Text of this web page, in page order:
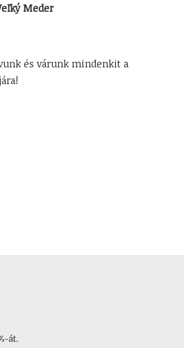
Meder
és várunk mindenkit a
át.